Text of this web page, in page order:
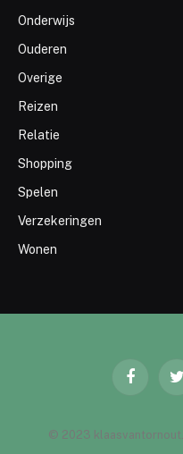
Onderwijs
Ouderen
Overige
Reizen
Relatie
Shopping
Spelen
Verzekeringen
Wonen
Facebook
© 2023